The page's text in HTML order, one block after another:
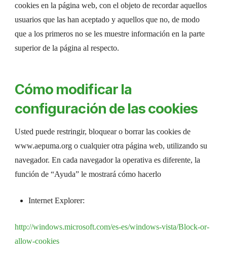
cookies en la página web, con el objeto de recordar aquellos
usuarios que las han aceptado y aquellos que no, de modo
que a los primeros no se les muestre información en la parte
superior de la página al respecto.
Cómo modificar la
configuración de las cookies
Usted puede restringir, bloquear o borrar las cookies de
www.aepuma.org o cualquier otra página web, utilizando su
navegador. En cada navegador la operativa es diferente, la
función de “Ayuda” le mostrará cómo hacerlo
Internet Explorer:
http://windows.microsoft.com/es-es/windows-vista/Block-or-
allow-cookies